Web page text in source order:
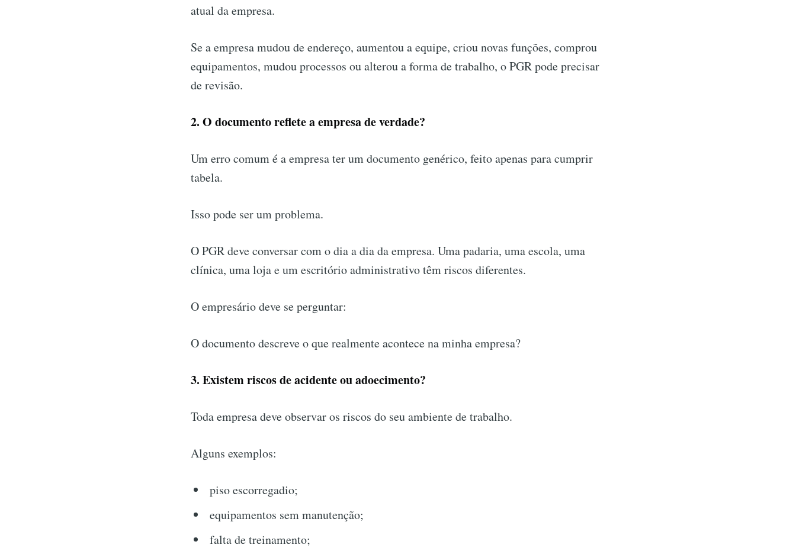
atual da empresa.
Se a empresa mudou de endereço, aumentou a equipe, criou novas funções, comprou
equipamentos, mudou processos ou alterou a forma de trabalho, o PGR pode precisar
de revisão.
2. O documento reflete a empresa de verdade?
Um erro comum é a empresa ter um documento genérico, feito apenas para cumprir
tabela.
Isso pode ser um problema.
O PGR deve conversar com o dia a dia da empresa. Uma padaria, uma escola, uma
clínica, uma loja e um escritório administrativo têm riscos diferentes.
O empresário deve se perguntar:
O documento descreve o que realmente acontece na minha empresa?
3. Existem riscos de acidente ou adoecimento?
Toda empresa deve observar os riscos do seu ambiente de trabalho.
Alguns exemplos:
piso escorregadio;
equipamentos sem manutenção;
falta de treinamento;